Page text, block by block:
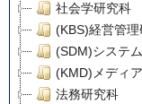
社会学研究科
(KBS)経営管
(SDM)システ
(KMD)メディ
法務研究科